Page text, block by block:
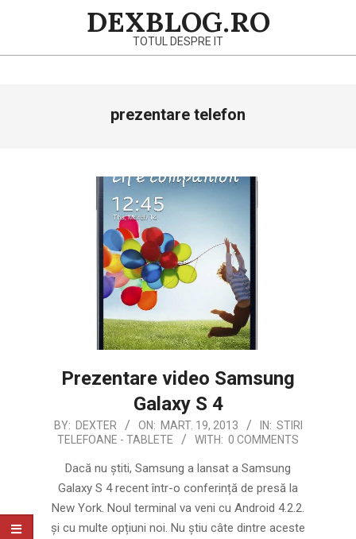
DEXBLOG.RO
TOTUL DESPRE IT
prezentare telefon
Prezentare video Samsung
Galaxy S 4
2013-
03-
BY: DEXTER ON: MART. 19, 2013 IN: STIRI
TELEFOANE - TABLETE
WITH: 0 COMMENTS
Dacă nu știti, Samsung a lansat a Samsung
Galaxy S 4 recent într-o conferință de presă la
New York. Noul terminal va veni cu Android 4.2.2.
și cu multe opțiuni noi. Nu știu câte dintre aceste